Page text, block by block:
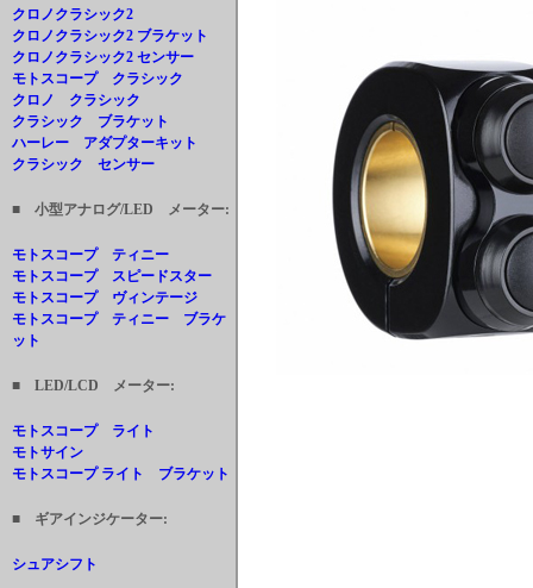
クロノクラシック2
クロノクラシック2 ブラケット
クロノクラシック2 センサー
モトスコープ クラシック
クロノ クラシック
クラシック ブラケット
ハーレー アダプターキット
クラシック センサー
■ 小型アナログ/LED メーター:
モトスコープ ティニー
モトスコープ スピードスター
モトスコープ ヴィンテージ
モトスコープ ティニー ブラケ
ット
■ LED/LCD メーター:
モトスコープ ライト
モトサイン
モトスコープ ライト ブラケット
■ ギアインジケーター:
シュアシフト